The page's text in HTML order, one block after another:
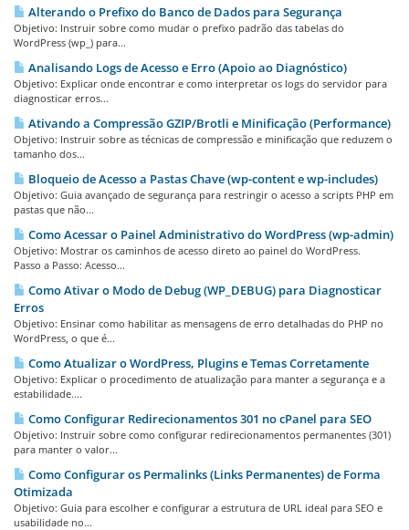
Alterando o Prefixo do Banco de Dados para Segurança
Objetivo: Instruir sobre como mudar o prefixo padrão das tabelas do
WordPress (wp_) para...
Analisando Logs de Acesso e Erro (Apoio ao Diagnóstico)
Objetivo: Explicar onde encontrar e como interpretar os logs do servidor para
diagnosticar erros...
Ativando a Compressão GZIP/Brotli e Minificação (Performance)
Objetivo: Instruir sobre as técnicas de compressão e minificação que reduzem o
tamanho dos...
Bloqueio de Acesso a Pastas Chave (wp-content e wp-includes)
Objetivo: Guia avançado de segurança para restringir o acesso a scripts PHP em
pastas que não...
Como Acessar o Painel Administrativo do WordPress (wp-admin)
Objetivo: Mostrar os caminhos de acesso direto ao painel do WordPress.
Passo a Passo: Acesso...
Como Ativar o Modo de Debug (WP_DEBUG) para Diagnosticar
Erros
Objetivo: Ensinar como habilitar as mensagens de erro detalhadas do PHP no
WordPress, o que é...
Como Atualizar o WordPress, Plugins e Temas Corretamente
Objetivo: Explicar o procedimento de atualização para manter a segurança e a
estabilidade....
Como Configurar Redirecionamentos 301 no cPanel para SEO
Objetivo: Instruir sobre como configurar redirecionamentos permanentes (301)
para manter o valor...
Como Configurar os Permalinks (Links Permanentes) de Forma
Otimizada
Objetivo: Guia para escolher e configurar a estrutura de URL ideal para SEO e
usabilidade no...